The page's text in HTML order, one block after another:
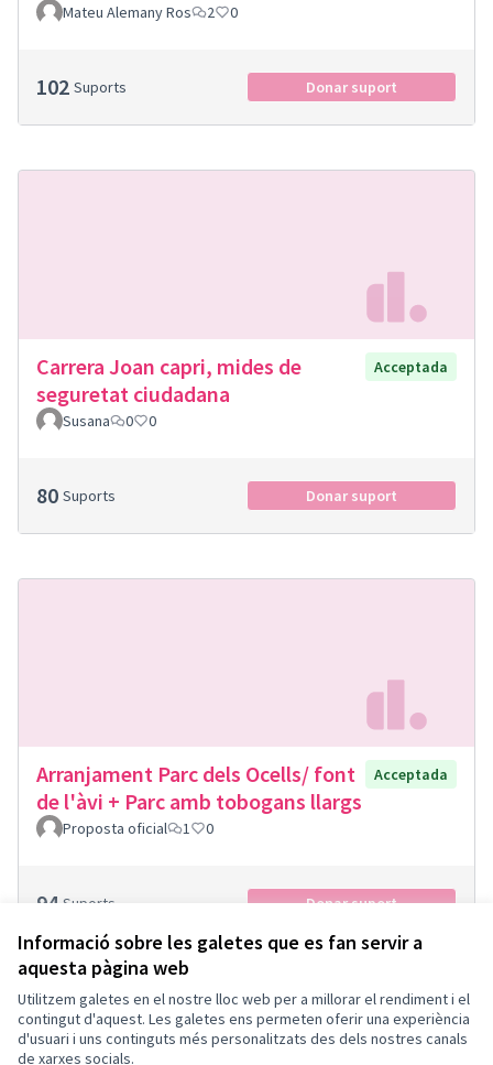
Informació sobre les galetes que es fan servir a
aquesta pàgina web
Utilitzem galetes en el nostre lloc web per a millorar el rendiment i el
contingut d'aquest. Les galetes ens permeten oferir una experiència
d'usuari i uns continguts més personalitzats des dels nostres canals
de xarxes socials.
Mateu Alemany Ros
2 0
102 Suports Donar suport
Carrera Joan capri, mides de
seguretat ciudadana
Acceptada
Susana 0 0
80 Suports Donar suport
Arranjament Parc dels Ocells/ font
de l'àvi + Parc amb tobogans llargs
Acceptada
Proposta oficial 1 0
94 Suports Donar suport
Termes i condicions d'ús
Configuració de les galetes
Triar la llenguaElegir el idioma